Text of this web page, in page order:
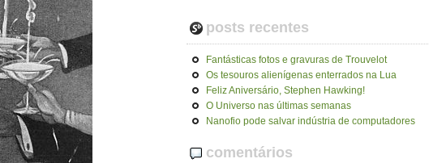
posts recentes
Fantásticas fotos e gravuras de Trouvelot
Os tesouros alienígenas enterrados na Lua
Feliz Aniversário, Stephen Hawking!
O Universo nas últimas semanas
Nanofio pode salvar indústria de computadores
comentários